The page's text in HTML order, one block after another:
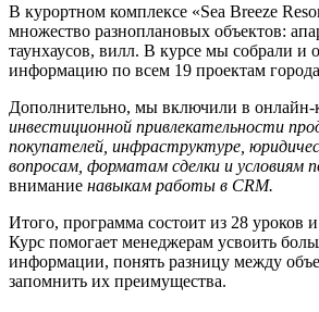
В курортном комплексе «Sea Breeze
множество разноплановых объектов:
таунхаусов, вилл. В курсе мы собрали и
информацию по всем 19 проектам
Дополнительно, мы включили в онлайн-
инвестиционной привлекательности
покупателей, инфраструктуре,
вопросам, форматам сделки и условиям
внимание навыкам работы в CRM.
Итого, программа состоит из 28 уроков
Курс помогает менеджерам усвоить
информации, понять разницу между
запомнить их преимущества.